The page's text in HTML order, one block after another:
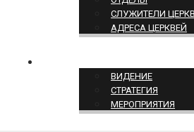
СЛУЖИТЕЛИ
АДРЕСА ЦЕРКВЕЙ
ВИДЕНИЕ
СТРАТЕГИЯ
МЕРОПРИЯТИЯ